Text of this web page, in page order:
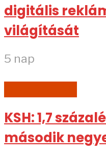
digitális
világítását
5 nap
KSH: 1,7
második